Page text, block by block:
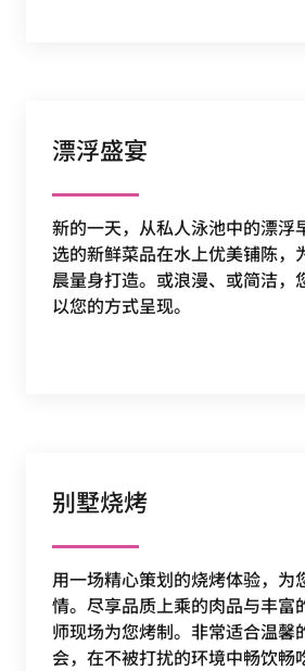
漂浮盛宴
新的一天，从私人泳池中的漂浮
选的新鲜菜品在水上优美铺陈，
晨量身打造。或浪漫、或简洁，
以您的方式呈现。
别墅烧烤
用一场精心策划的烧烤体验，为
情。尽享品质上乘的肉品与丰富
师现场为您烤制。非常适合温馨
会，在不被打扰的环境中畅饮畅